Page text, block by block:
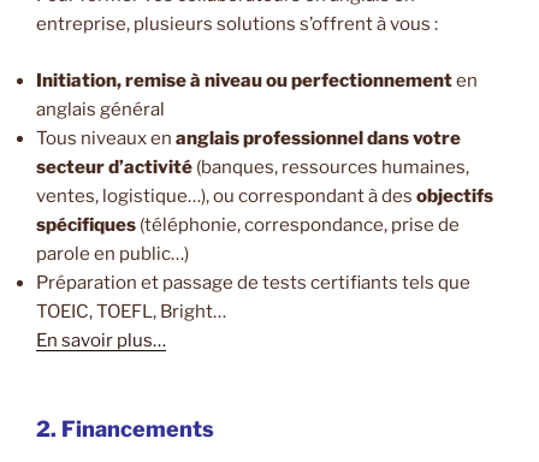
entreprise, plusieurs solutions s’offrent à vous :
Initiation, remise à niveau ou perfectionnementen
anglais général
Tous niveaux en anglais professionnel dans votre
secteur d’activité (banques, ressources humaines,
ventes, logistique…), ou correspondant à des objectifs
spécifiques (téléphonie, correspondance, prise de
parole en public…)
Préparation et passage de tests certifiants tels que
TOEIC, TOEFL, Bright…
En savoir plus…
2. Financements